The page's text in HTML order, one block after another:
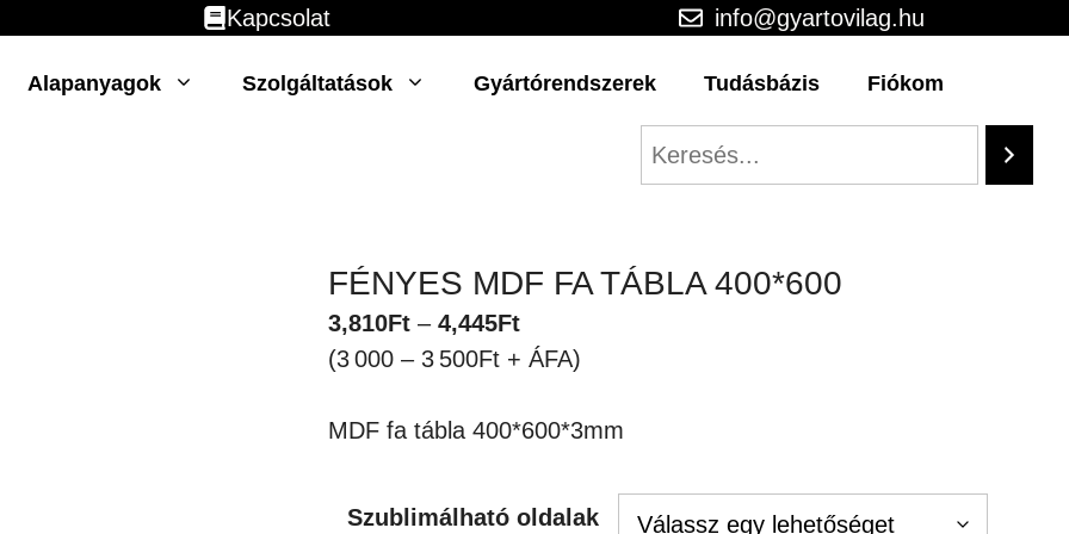
Kapcsolat info@gyartovilag.hu
Alapanyagok Szolgáltatások Gyártórendszerek Tudásbázis Fiókom
FÉNYES MDF FA TÁBLA 400*600
3,810Ft – 4,445FtÁrtartomány:
3,810Ft
4,445Ft
(3 000 – 3 500Ft + ÁFA)
MDF fa tábla 400*600*3mm
Szublimálható oldalak